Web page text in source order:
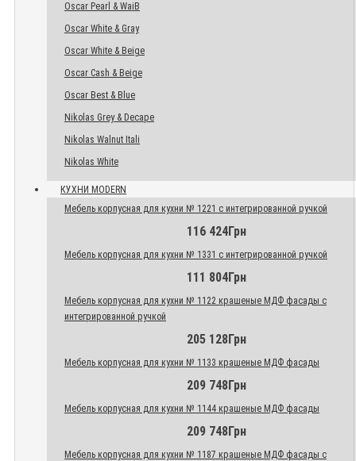
Oscar Pearl & WaiB
Oscar White & Gray
Oscar White & Beige
Oscar Cash & Beige
Oscar Best & Blue
Nikolas Grey & Decape
Nikolas Walnut Itali
Nikolas White
КУХНИ MODERN
Мебель корпусная для кухни № 1221 с интегрированной ручкой
116 424Грн
Мебель корпусная для кухни № 1331 с интегрированной ручкой
111 804Грн
Мебель корпусная для кухни № 1122 крашеные МДФ фасады с
интегрированной ручкой
205 128Грн
Мебель корпусная для кухни № 1133 крашеные МДФ фасады
209 748Грн
Мебель корпусная для кухни № 1144 крашеные МДФ фасады
209 748Грн
Мебель корпусная для кухни № 1187 крашеные МДФ фасады с